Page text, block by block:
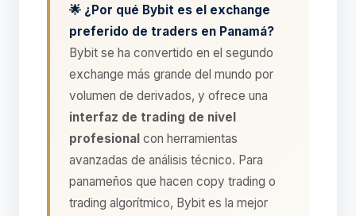
🌟 ¿Por qué Bybit es el exchange
preferido de traders en Panamá?
Bybit se ha convertido en el segundo
exchange más grande del mundo por
volumen de derivados, y ofrece una
interfaz de trading de nivel
profesional con herramientas
avanzadas de análisis técnico. Para
panameños que hacen copy trading o
trading algorítmico, Bybit es la mejor